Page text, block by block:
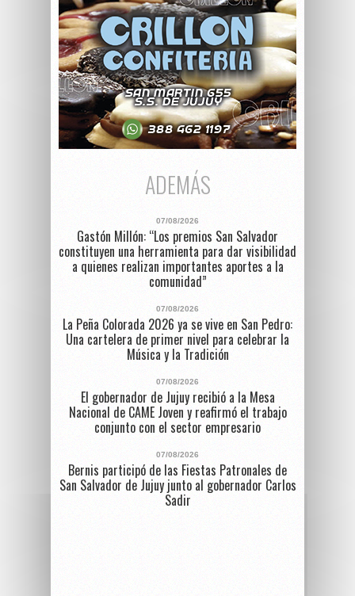
ADEMÁS
07/08/2026
Gastón Millón: “Los premios San Salvador
constituyen una herramienta para dar visibilidad
a quienes realizan importantes aportes a la
comunidad”
07/08/2026
La Peña Colorada 2026 ya se vive en San Pedro:
Una cartelera de primer nivel para celebrar la
Música y la Tradición
07/08/2026
El gobernador de Jujuy recibió a la Mesa
Nacional de CAME Joven y reafirmó el trabajo
conjunto con el sector empresario
07/08/2026
Bernis participó de las Fiestas Patronales de
San Salvador de Jujuy junto al gobernador Carlos
Sadir